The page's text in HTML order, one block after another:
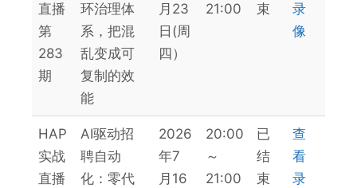
直播
第
283
期
环治理体
系，把混
乱变成可
复制的效
能
月23
日(周
四）
21:00
束
录
像
HAP
实战
直播
AI驱动招
聘自动
化：零代
2026
年7
月16
20:00
～
21:00
已
结
束
查
看
录